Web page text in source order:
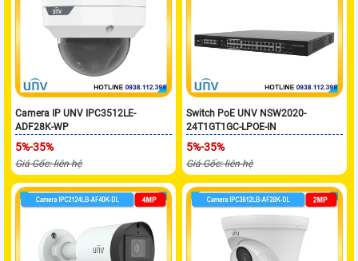
Camera IP UNV IPC3512LE-
ADF28K-WP
5%-35%
Giá Gốc: liên hệ
Switch PoE UNV NSW2020-
24T1GT1GC-LPOE-IN
5%-35%
Giá Gốc: liên hệ